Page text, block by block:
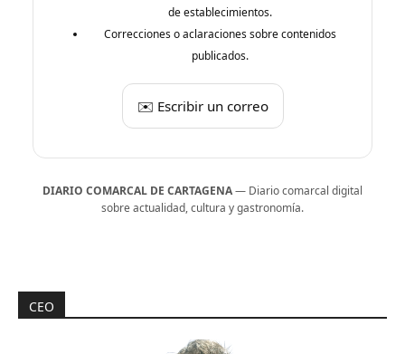
de establecimientos.
Correcciones o aclaraciones sobre contenidos
publicados.
✉️ Escribir un correo
DIARIO COMARCAL DE CARTAGENA— Diario comarcal digital
sobre actualidad, cultura y gastronomía.
CEO